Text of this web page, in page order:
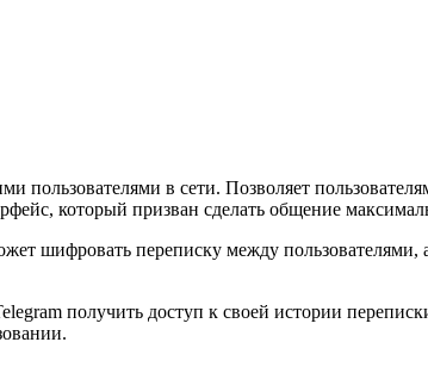
пользователями в сети. Позволяет
который призван сделать общение
шифровать переписку между пользователями,
получить доступ к своей истории